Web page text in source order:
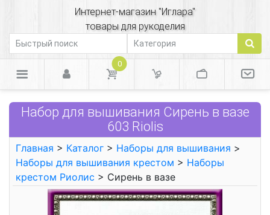
Интернет-магазин "Иглара"
товары для рукоделия
0
Набор для вышивания Сирень в вазе
603 Riolis
Главная > Каталог > Наборы для вышивания >
Наборы для вышивания крестом > Наборы
крестом Риолис > Сирень в вазе